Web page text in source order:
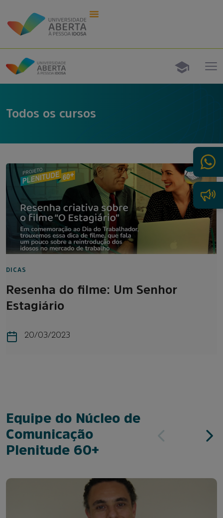
Todos os cursos
DICAS
Resenha do filme: Um Senhor
Estagiário
20/03/2023
Equipe do Núcleo de
Comunicação
Plenitude 60+